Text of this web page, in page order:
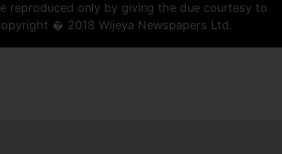
reproduced only by giving the due courtesy to
� 2018 Wijeya Newspapers Ltd.